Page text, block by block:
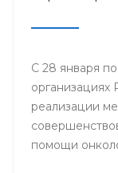
С 28 января
организациях
реализации
помощи